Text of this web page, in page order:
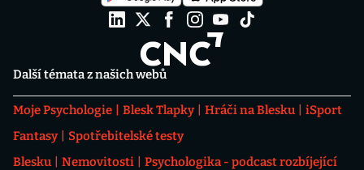
Další témata z našich webů
Moje Psychologie Blesk Tlapky Hráči na Blesku
iSport
Fantasy
Spotřebitelské testy
Blesku
Nemovitosti
Psychologika - podcast rozbíjející